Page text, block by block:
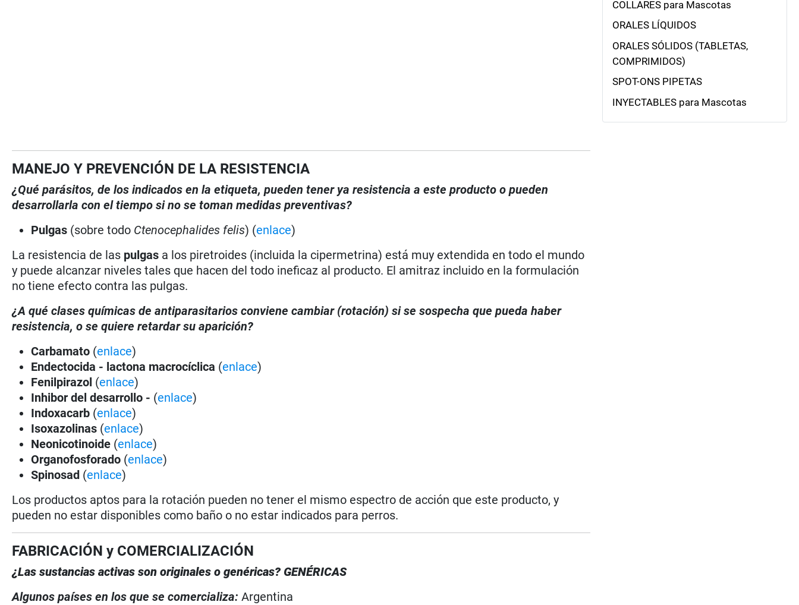
MANEJO Y PREVENCIÓN DE LA RESISTENCIA
¿Qué parásitos, de los indicados en la etiqueta, pueden tener ya resistencia a este producto o pueden
desarrollarla con el tiempo si no se toman medidas preventivas?
Pulgas (sobre todo Ctenocephalides felis) (enlace)
La resistencia de las pulgas a los piretroides (incluida la cipermetrina) está muy extendida en todo el mundo
y puede alcanzar niveles tales que hacen del todo ineficaz al producto. El amitraz incluido en la formulación
no tiene efecto contra las pulgas.
¿A qué clases químicas de antiparasitarios conviene cambiar (rotación) si se sospecha que pueda haber
resistencia, o se quiere retardar su aparición?
Carbamato (enlace)
Endectocida - lactona macrocíclica (enlace)
Fenilpirazol (enlace)
Inhibor del desarrollo - (enlace)
Indoxacarb (enlace)
Isoxazolinas (enlace)
Neonicotinoide (enlace)
Organofosforado (enlace)
Spinosad (enlace)
Los productos aptos para la rotación pueden no tener el mismo espectro de acción que este producto, y
pueden no estar disponibles como baño o no estar indicados para perros.
FABRICACIÓN y COMERCIALIZACIÓN
¿Las sustancias activas son originales o genéricas? GENÉRICAS
Algunos países en los que se comercializa: Argentina
COLLARES para Mascotas
ORALES LÍQUIDOS
ORALES SÓLIDOS (TABLETAS,
COMPRIMIDOS)
SPOT-ONS PIPETAS
INYECTABLES para Mascotas